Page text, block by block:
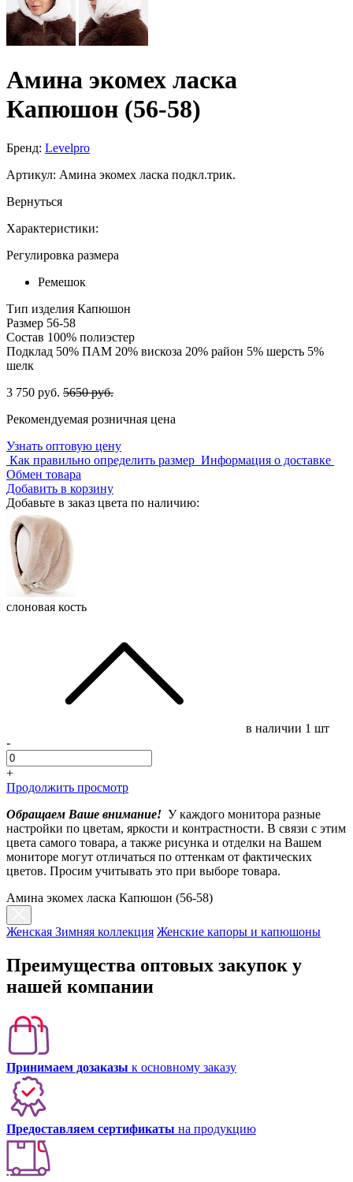
Амина экомех ласка
Капюшон (56-58)
Бренд: Levelpro
Артикул: Амина экомех ласка подкл.трик.
Вернуться
Характеристики:
Регулировка размера
Ремешок
Тип изделия Капюшон
Размер 56-58
Состав 100% полиэстер
Подклад 50% ПАМ 20% вискоза 20% район 5% шерсть 5%
шелк
3 750 руб. 5650 руб.
Рекомендуемая розничная цена
Узнать оптовую цену
Как правильно определить размер Информация о доставке
Обмен товара
Добавить в корзину
Добавьте в заказ цвета по наличию:
слоновая кость
в наличии 1 шт
-
+
Продолжить просмотр
Обращаем Ваше внимание! У каждого монитора разные
настройки по цветам, яркости и контрастности. В связи с этим
цвета самого товара, а также рисунка и отделки на Вашем
мониторе могут отличаться по оттенкам от фактических
цветов. Просим учитывать это при выборе товара.
Амина экомех ласка Капюшон (56-58)
Женская Зимняя коллекция Женские капоры и капюшоны
Преимущества оптовых закупок у
нашей компании
Принимаем дозаказы к основному заказу
Предоставляем сертификаты на продукцию